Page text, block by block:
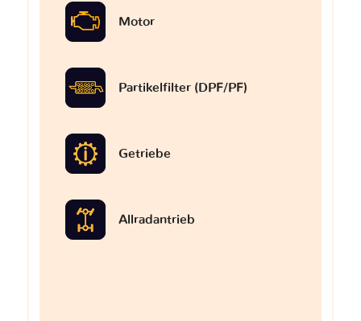
Motor
Partikelfilter (DPF/PF)
Getriebe
Allradantrieb